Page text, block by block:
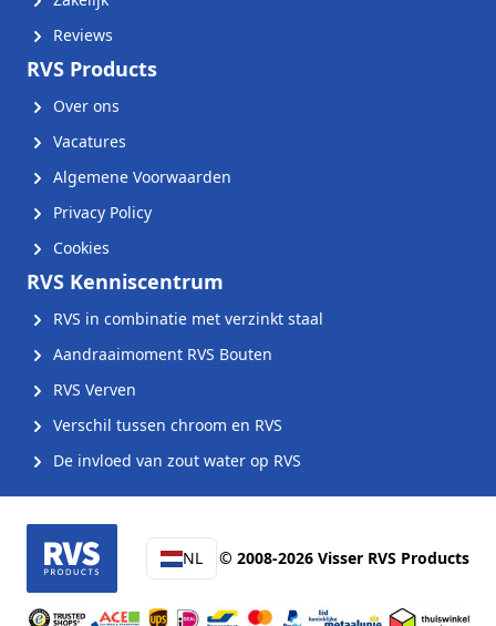
Reviews
RVS Products
Over ons
Vacatures
Algemene Voorwaarden
Privacy Policy
Cookies
RVS Kenniscentrum
RVS in combinatie met verzinkt staal
Aandraaimoment RVS Bouten
RVS Verven
Verschil tussen chroom en RVS
De invloed van zout water op RVS
NL © 2008-2026 Visser RVS Products